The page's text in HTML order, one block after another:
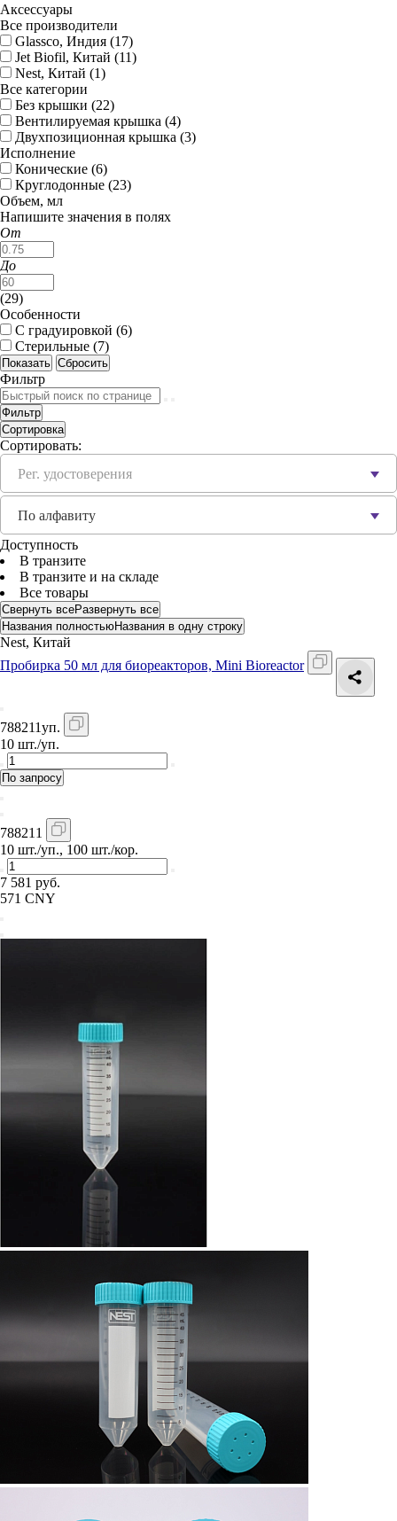
Аксессуары
Все производители
Glassco, Индия (17)
Jet Biofil, Китай (11)
Nest, Китай (1)
Все категории
Без крышки (22)
Вентилируемая крышка (4)
Двухпозиционная крышка (3)
Исполнение
Конические (6)
Круглодонные (23)
Объем, мл
Напишите значения в полях
От
До
(29)
Особенности
С градуировкой (6)
Стерильные (7)
Фильтр
Фильтр
Сортировка
Сортировать:
Рег. удостоверения
По алфавиту
Доступность
В транзите
В транзите и на складе
Все товары
Свернуть всеРазвернуть все
Названия полностьюНазвания в одну строку
Nest, Китай
Пробирка 50 мл для биореакторов, Mini Bioreactor
788211уп.
10 шт./уп.
По запросу
788211
10 шт./уп., 100 шт./кор.
7 581 руб.
571 CNY